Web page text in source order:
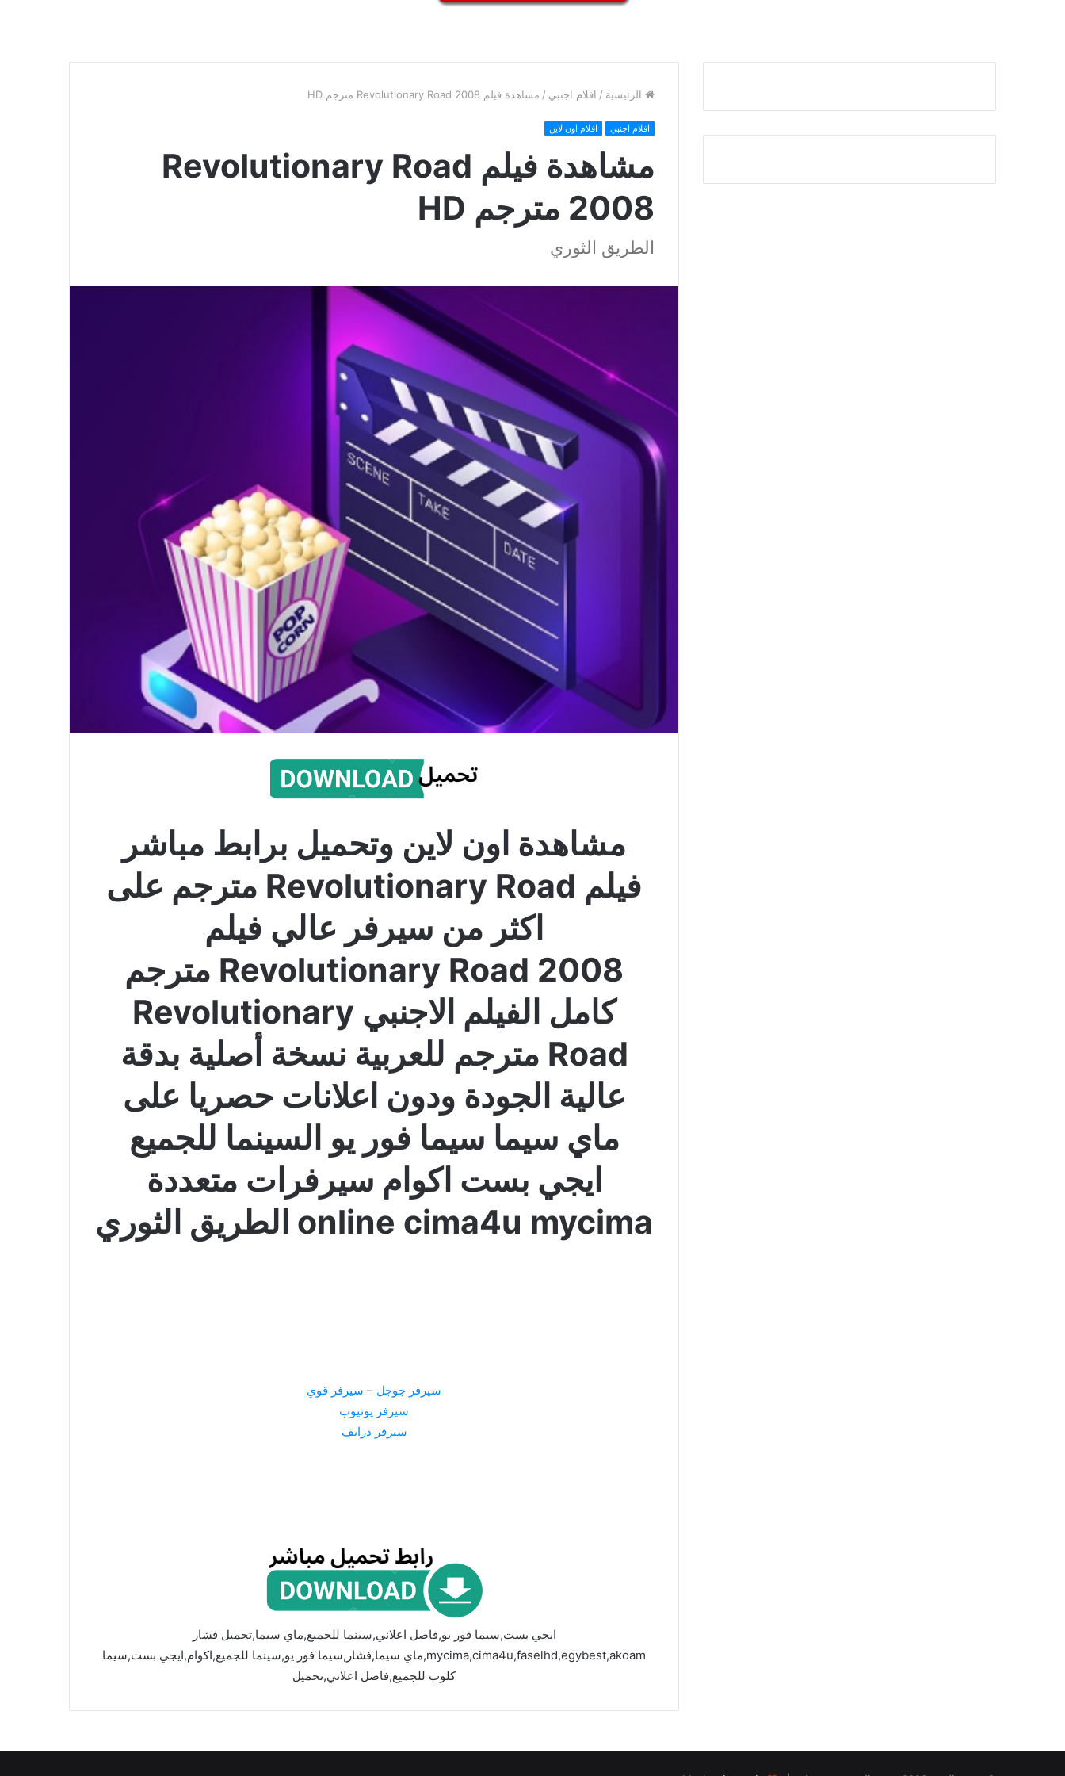
الرئيسية / افلام اجنبي / مشاهدة فيلم Revolutionary Road 2008 مترجم HD
افلام اجنبي افلام اون لاين
مشاهدة فيلم Revolutionary Road
2008 مترجم HD
الطريق الثوري
مشاهدة اون لاين وتحميل برابط مباشر
فيلم Revolutionary Road مترجم على
اكثر من سيرفر عالي فيلم
Revolutionary Road 2008 مترجم
كامل الفيلم الاجنبي Revolutionary
Road مترجم للعربية نسخة أصلية بدقة
عالية الجودة ودون اعلانات حصريا على
ماي سيما سيما فور يو السينما للجميع
ايجي بست اكوام سيرفرات متعددة
online cima4u mycima الطريق الثوري
سيرفر جوجل – سيرفر قوي
سيرفر يوتيوب
سيرفر درايف
ايجي بست,سيما فور يو,فاصل اعلاني,سينما للجميع,ماي سيما,تحميل فشار
mycima,cima4u,faselhd,egybest,akoam,ماي سيما,فشار,سيما فور يو,سينما للجميع,اكوام,ايجي بست,سيما
كلوب للجميع,فاصل اعلاني,تحميل